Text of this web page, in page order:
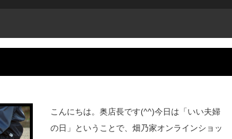
こんにちは。奥店長です(^^)今日は「いい夫婦
の日」ということで、畑乃家オンラインショッ